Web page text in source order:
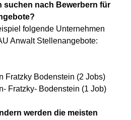
suchen nach Bewerbern für
folgende Unternehmen
Anwalt Stellenangebote:
Fratzky Bodenstein (2 Jobs)
Fratzky- Bodenstein (1 Job)
werden die meisten